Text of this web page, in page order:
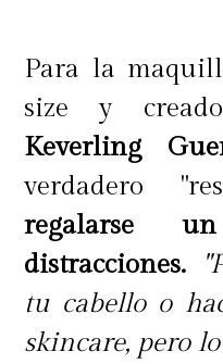
Para la
size y
Keverling
verdadero
regalarse
distracciones.
tu cabello o
skincare, pero